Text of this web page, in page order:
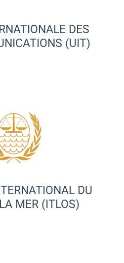
DES
(UIT)
DU
MER (ITLOS)